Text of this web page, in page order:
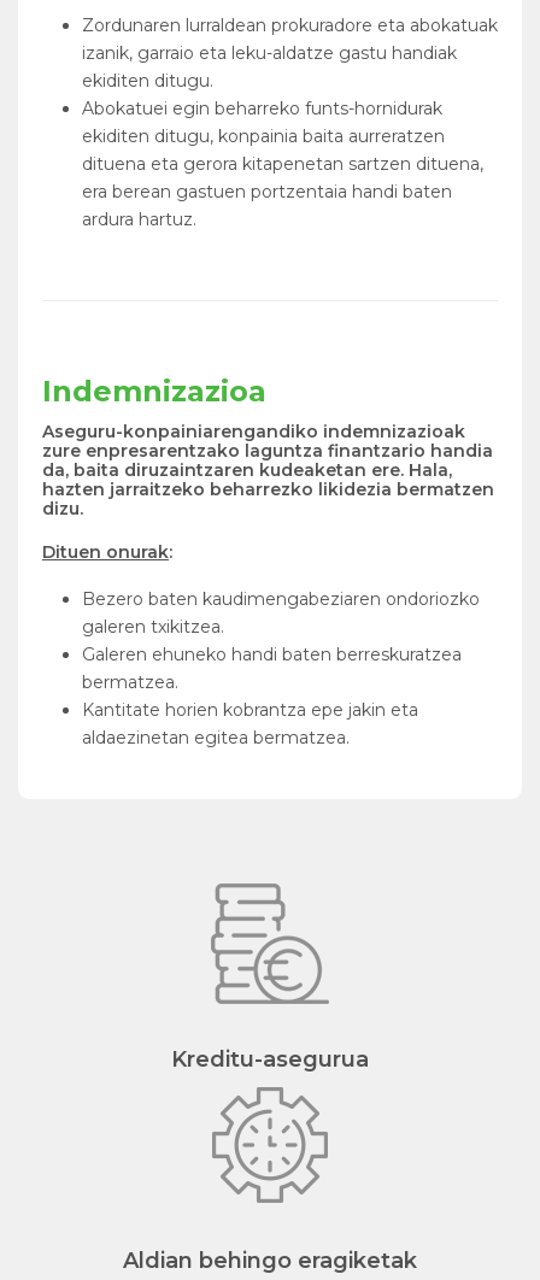
Zordunaren lurraldean prokuradore eta abokatuak
izanik, garraio eta leku-aldatze gastu handiak
ekiditen ditugu.
Abokatuei egin beharreko funts-hornidurak
ekiditen ditugu, konpainia baita aurreratzen
dituena eta gerora kitapenetan sartzen dituena,
era berean gastuen portzentaia handi baten
ardura hartuz.
Indemnizazioa
Aseguru-konpainiarengandiko indemnizazioak
zure enpresarentzako laguntza finantzario handia
da, baita diruzaintzaren kudeaketan ere. Hala,
hazten jarraitzeko beharrezko likidezia bermatzen
dizu.
Dituen onurak:
Bezero baten kaudimengabeziaren ondoriozko
galeren txikitzea.
Galeren ehuneko handi baten berreskuratzea
bermatzea.
Kantitate horien kobrantza epe jakin eta
aldaezinetan egitea bermatzea.
Kreditu-asegurua
Aldian behingo eragiketak